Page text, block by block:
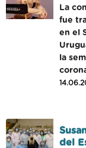
La
fue
en el
la
del